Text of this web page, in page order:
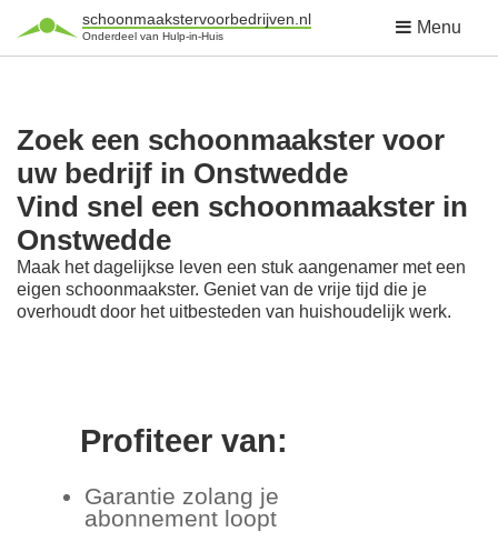
schoonmaakstervoorbedrijven.nl
Onderdeel van Hulp-in-Huis Menu
Zoek een schoonmaakster voor
uw bedrijf in Onstwedde
Vind snel een schoonmaakster in
Onstwedde
Maak het dagelijkse leven een stuk aangenamer met een
eigen schoonmaakster. Geniet van de vrije tijd die je
overhoudt door het uitbesteden van huishoudelijk werk.
Profiteer van:
Garantie zolang je
abonnement loopt